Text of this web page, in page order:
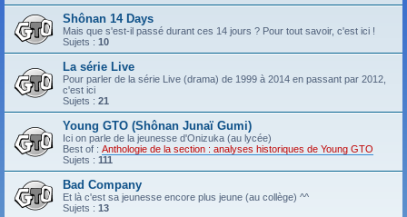
Shônan 14 Days
Mais que s'est-il passé durant ces 14 jours ? Pour tout savoir, c'est ici !
Sujets : 10
La série Live
Pour parler de la série Live (drama) de 1999 à 2014 en passant par 2012,
c'est ici
Sujets : 21
Young GTO (Shônan Junaï Gumi)
Ici on parle de la jeunesse d'Onizuka (au lycée)
Best of : Anthologie de la section : analyses historiques de Young GTO
Sujets : 111
Bad Company
Et là c'est sa jeunesse encore plus jeune (au collège) ^^
Sujets : 13